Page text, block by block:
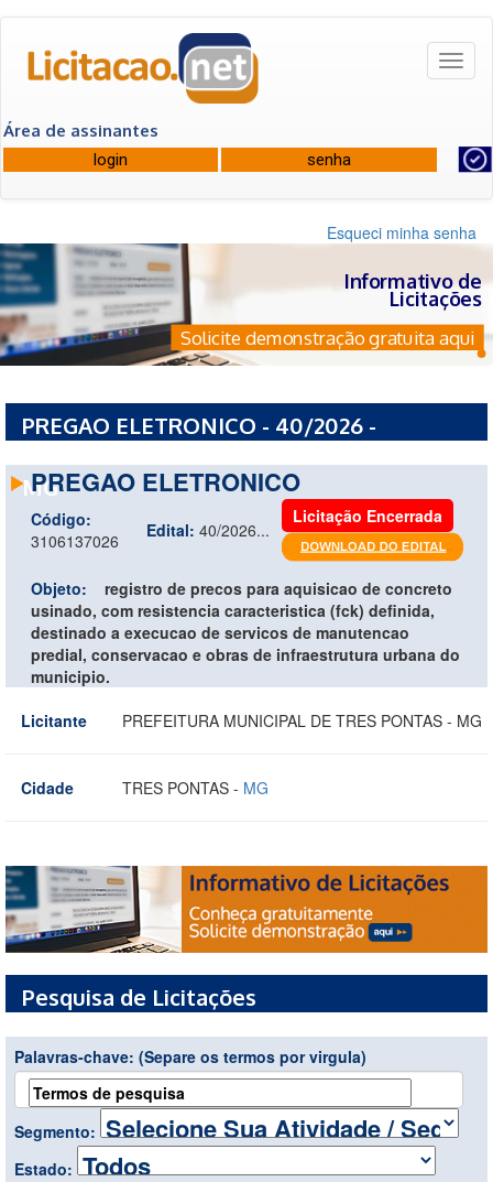
Área de assinantes
Esqueci minha senha
Informativo de
Licitações
Solicite demonstração gratuita aqui
PREGAO ELETRONICO - 40/2026 -
MG
PREGAO ELETRONICO
Código:
3106137026
Edital: 40/2026...
Licitação Encerrada
Objeto:
registro de precos para aquisicao de concreto
usinado, com resistencia caracteristica (fck) definida,
destinado a execucao de servicos de manutencao
predial, conservacao e obras de infraestrutura urbana do
municipio.
Licitante
PREFEITURA MUNICIPAL DE TRES PONTAS - MG
Cidade TRES PONTAS - MG
Pesquisa de Licitações
Palavras-chave: (Separe os termos por virgula)
Segmento:
Estado: